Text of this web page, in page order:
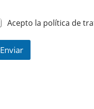
Acepto la política de
Enviar